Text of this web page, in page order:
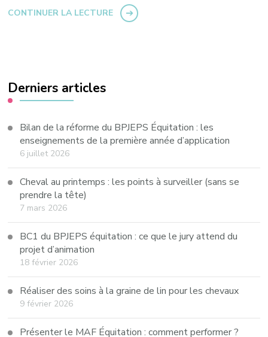
CONTINUER LA LECTURE
Derniers articles
Bilan de la réforme du BPJEPS Équitation : les
enseignements de la première année d’application
6 juillet 2026
Cheval au printemps : les points à surveiller (sans se
prendre la tête)
7 mars 2026
BC1 du BPJEPS équitation : ce que le jury attend du
projet d’animation
18 février 2026
Réaliser des soins à la graine de lin pour les chevaux
9 février 2026
Présenter le MAF Équitation : comment performer ?